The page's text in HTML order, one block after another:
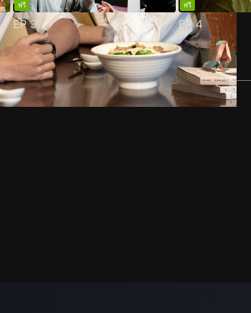
ฟรี
EP3
ฟรี
EP4